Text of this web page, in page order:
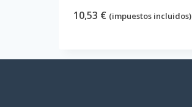
10,53 € (impuestos incluidos)